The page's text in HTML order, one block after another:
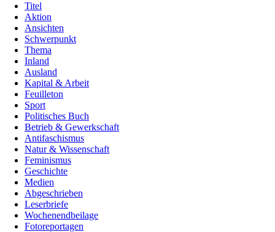
Titel
Aktion
Ansichten
Schwerpunkt
Thema
Inland
Ausland
Kapital & Arbeit
Feuilleton
Sport
Politisches Buch
Betrieb & Gewerkschaft
Antifaschismus
Natur & Wissenschaft
Feminismus
Geschichte
Medien
Abgeschrieben
Leserbriefe
Wochenendbeilage
Fotoreportagen